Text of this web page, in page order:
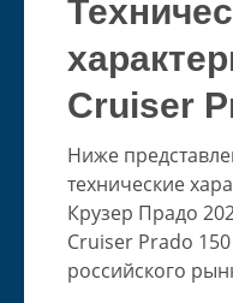
Cruiser
Ниже
технические
Крузер Прадо
Cruiser Prado
российского